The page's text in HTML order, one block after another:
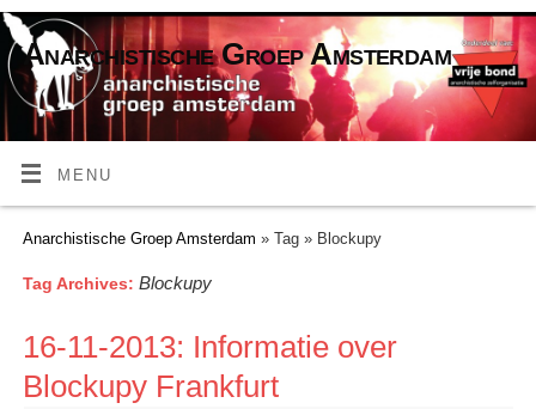
Anarchistische Groep Amsterdam
MENU
Anarchistische Groep Amsterdam » Tag » Blockupy
Tag Archives: Blockupy
16-11-2013: Informatie over
Blockupy Frankfurt